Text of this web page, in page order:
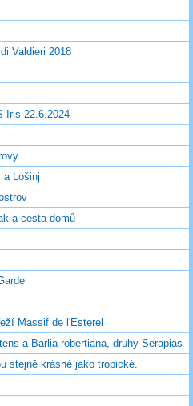
Valdieri 2018
Iris 22.6.2024
a Lošinj
a cesta domů
Massif de l'Esterel
a Barlia robertiana, druhy Serapias
stejně krásné jako tropické.